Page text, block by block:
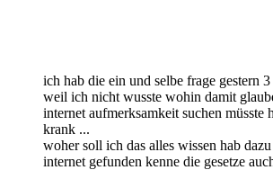
ich hab die ein und selbe frage gestern
weil ich nicht wusste wohin damit
internet aufmerksamkeit suchen müsste
krank ...
woher soll ich das alles wissen hab
internet gefunden kenne die gesetze